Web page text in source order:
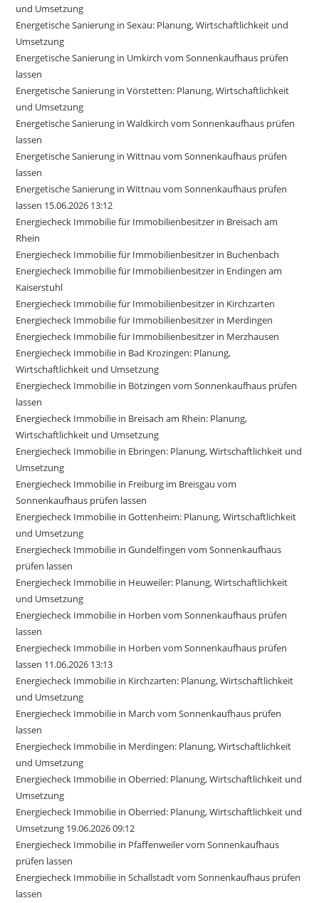
und Umsetzung
Energetische Sanierung in Sexau: Planung, Wirtschaftlichkeit und
Umsetzung
Energetische Sanierung in Umkirch vom Sonnenkaufhaus prüfen
lassen
Energetische Sanierung in Vörstetten: Planung, Wirtschaftlichkeit
und Umsetzung
Energetische Sanierung in Waldkirch vom Sonnenkaufhaus prüfen
lassen
Energetische Sanierung in Wittnau vom Sonnenkaufhaus prüfen
lassen
Energetische Sanierung in Wittnau vom Sonnenkaufhaus prüfen
lassen 15.06.2026 13:12
Energiecheck Immobilie für Immobilienbesitzer in Breisach am
Rhein
Energiecheck Immobilie für Immobilienbesitzer in Buchenbach
Energiecheck Immobilie für Immobilienbesitzer in Endingen am
Kaiserstuhl
Energiecheck Immobilie für Immobilienbesitzer in Kirchzarten
Energiecheck Immobilie für Immobilienbesitzer in Merdingen
Energiecheck Immobilie für Immobilienbesitzer in Merzhausen
Energiecheck Immobilie in Bad Krozingen: Planung,
Wirtschaftlichkeit und Umsetzung
Energiecheck Immobilie in Bötzingen vom Sonnenkaufhaus prüfen
lassen
Energiecheck Immobilie in Breisach am Rhein: Planung,
Wirtschaftlichkeit und Umsetzung
Energiecheck Immobilie in Ebringen: Planung, Wirtschaftlichkeit und
Umsetzung
Energiecheck Immobilie in Freiburg im Breisgau vom
Sonnenkaufhaus prüfen lassen
Energiecheck Immobilie in Gottenheim: Planung, Wirtschaftlichkeit
und Umsetzung
Energiecheck Immobilie in Gundelfingen vom Sonnenkaufhaus
prüfen lassen
Energiecheck Immobilie in Heuweiler: Planung, Wirtschaftlichkeit
und Umsetzung
Energiecheck Immobilie in Horben vom Sonnenkaufhaus prüfen
lassen
Energiecheck Immobilie in Horben vom Sonnenkaufhaus prüfen
lassen 11.06.2026 13:13
Energiecheck Immobilie in Kirchzarten: Planung, Wirtschaftlichkeit
und Umsetzung
Energiecheck Immobilie in March vom Sonnenkaufhaus prüfen
lassen
Energiecheck Immobilie in Merdingen: Planung, Wirtschaftlichkeit
und Umsetzung
Energiecheck Immobilie in Oberried: Planung, Wirtschaftlichkeit und
Umsetzung
Energiecheck Immobilie in Oberried: Planung, Wirtschaftlichkeit und
Umsetzung 19.06.2026 09:12
Energiecheck Immobilie in Pfaffenweiler vom Sonnenkaufhaus
prüfen lassen
Energiecheck Immobilie in Schallstadt vom Sonnenkaufhaus prüfen
lassen